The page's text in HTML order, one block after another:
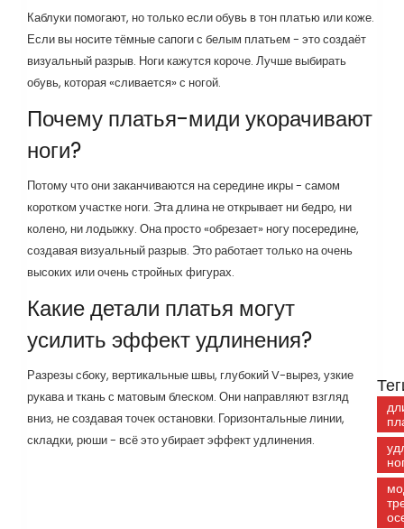
Каблуки помогают, но только если обувь в тон платью или коже.
Если вы носите тёмные сапоги с белым платьем - это создаёт
визуальный разрыв. Ноги кажутся короче. Лучше выбирать
обувь, которая «сливается» с ногой.
Почему платья-миди укорачивают
ноги?
Потому что они заканчиваются на середине икры - самом
коротком участке ноги. Эта длина не открывает ни бедро, ни
колено, ни лодыжку. Она просто «обрезает» ногу посередине,
создавая визуальный разрыв. Это работает только на очень
высоких или очень стройных фигурах.
Какие детали платья могут
усилить эффект удлинения?
Разрезы сбоку, вертикальные швы, глубокий V-вырез, узкие
рукава и ткань с матовым блеском. Они направляют взгляд
вниз, не создавая точек остановки. Горизонтальные линии,
складки, рюши - всё это убирает эффект удлинения.